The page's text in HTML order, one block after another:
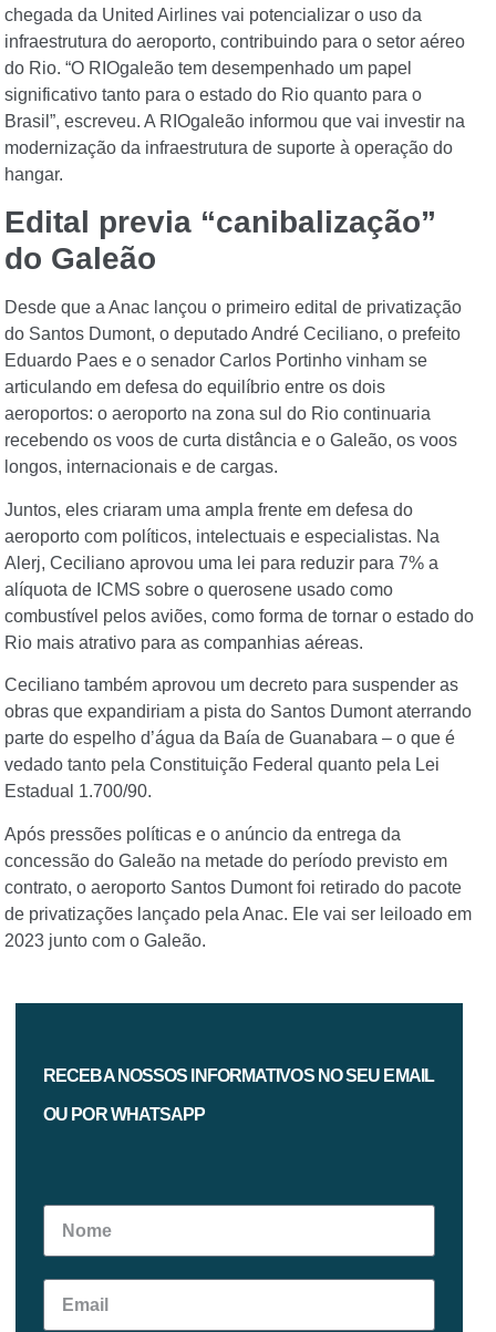
chegada da United Airlines vai potencializar o uso da
infraestrutura do aeroporto, contribuindo para o setor aéreo
do Rio. “O RIOgaleão tem desempenhado um papel
significativo tanto para o estado do Rio quanto para o
Brasil”, escreveu. A RIOgaleão informou que vai investir na
modernização da infraestrutura de suporte à operação do
hangar.
Edital previa “canibalização”
do Galeão
Desde que a Anac lançou o primeiro edital de privatização
do Santos Dumont, o deputado André Ceciliano, o prefeito
Eduardo Paes e o senador Carlos Portinho vinham se
articulando em defesa do equilíbrio entre os dois
aeroportos: o aeroporto na zona sul do Rio continuaria
recebendo os voos de curta distância e o Galeão, os voos
longos, internacionais e de cargas.
Juntos, eles criaram uma ampla frente em defesa do
aeroporto com políticos, intelectuais e especialistas. Na
Alerj, Ceciliano aprovou uma lei para reduzir para 7% a
alíquota de ICMS sobre o querosene usado como
combustível pelos aviões, como forma de tornar o estado do
Rio mais atrativo para as companhias aéreas.
Ceciliano também aprovou um decreto para suspender as
obras que expandiriam a pista do Santos Dumont aterrando
parte do espelho d’água da Baía de Guanabara – o que é
vedado tanto pela Constituição Federal quanto pela Lei
Estadual 1.700/90.
Após pressões políticas e o anúncio da entrega da
concessão do Galeão na metade do período previsto em
contrato, o aeroporto Santos Dumont foi retirado do pacote
de privatizações lançado pela Anac. Ele vai ser leiloado em
2023 junto com o Galeão.
RECEBA NOSSOS INFORMATIVOS NO SEU EMAIL
OU POR WHATSAPP